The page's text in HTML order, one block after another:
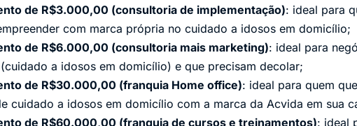
de R$3.000,00 (consultoria de implementação): ideal para
com marca própria no cuidado a idosos em domicílio;
de R$6.000,00 (consultoria mais marketing): ideal para
a idosos em domicílio) e que precisam decolar;
de R$30.000,00 (franquia Home office): ideal para quem
cuidado a idosos em domicílio com a marca da Acvida em sua
de R$60.000,00 (franquia de cursos e treinamentos): ideal